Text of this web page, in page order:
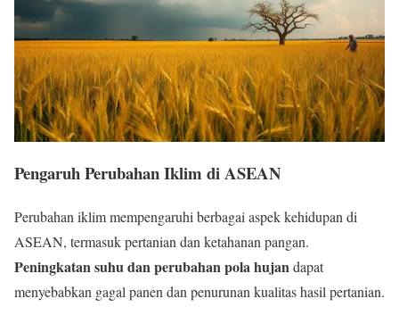
Pengaruh Perubahan Iklim di ASEAN
Perubahan iklim mempengaruhi berbagai aspek kehidupan di
ASEAN, termasuk pertanian dan ketahanan pangan.
Peningkatan suhu dan perubahan pola hujan dapat
menyebabkan gagal panen dan penurunan kualitas hasil pertanian.